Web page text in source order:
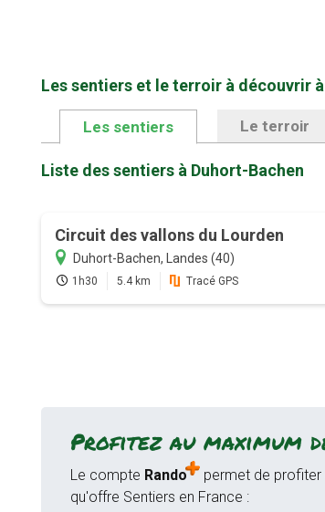
Les sentiers et le terroir à découvrir
Les sentiers Le terroir
Liste des sentiers à Duhort-Bachen
Circuit des vallons du Lourden
Duhort-Bachen, Landes (40)
1h30 5.4 km Tracé GPS
Profitez au maximum
Le compte Rando
permet de profiter
qu'offre Sentiers en France :